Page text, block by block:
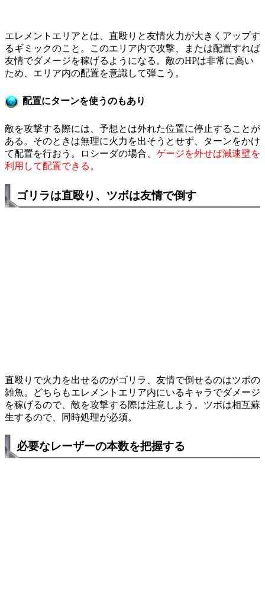
エレメントエリアとは、直殴りと友情火力が大きくアップす
るギミックのこと。このエリア内で攻撃、または配置すれば
友情でダメージを稼げるようになる。敵のHPは非常に高い
ため、エリア内の配置を意識して弾こう。
配置にターンを使うのもあり
敵を攻撃する際には、予想とは外れた位置に停止することが
ある。そのときは無理に火力を出そうとせず、ターンをかけ
て配置を行おう。ロシーダの場合、 ゲージを外せば減速壁を
利用して配置できる。
ゴリラは直殴り、ツボは友情で倒す
直殴りで火力を出せるのがゴリラ、友情で倒せるのはツボの
雑魚。どちらもエレメントエリア内にいるキャラでダメージ
を稼げるので、敵を攻撃する際は注意しよう。ツボは相互蘇
生するので、同時処理が必須。
必要なレーザーの本数を把握する